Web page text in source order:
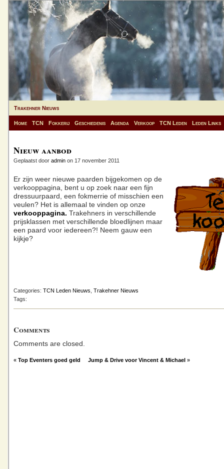
Trakehner Nieuws
Home TCN Fokkerij Geschiedenis Agenda Verkoop TCN Leden Leden Links
Nieuw aanbod
Geplaatst door admin on 17 november 2011
Er zijn weer nieuwe paarden bijgekomen op de
verkooppagina, bent u op zoek naar een fijn
dressuurpaard, een fokmerrie of misschien een
veulen? Het is allemaal te vinden op onze
verkooppagina. Trakehners in verschillende
prijsklassen met verschillende bloedlijnen maar
een paard voor iedereen?! Neem gauw een
kijkje?
Categories: TCN Leden Nieuws Trakehner Nieuws
Tags:
Comments
Comments are closed.
« Top Eventers goed geld Jump & Drive voor Vincent & Michael »